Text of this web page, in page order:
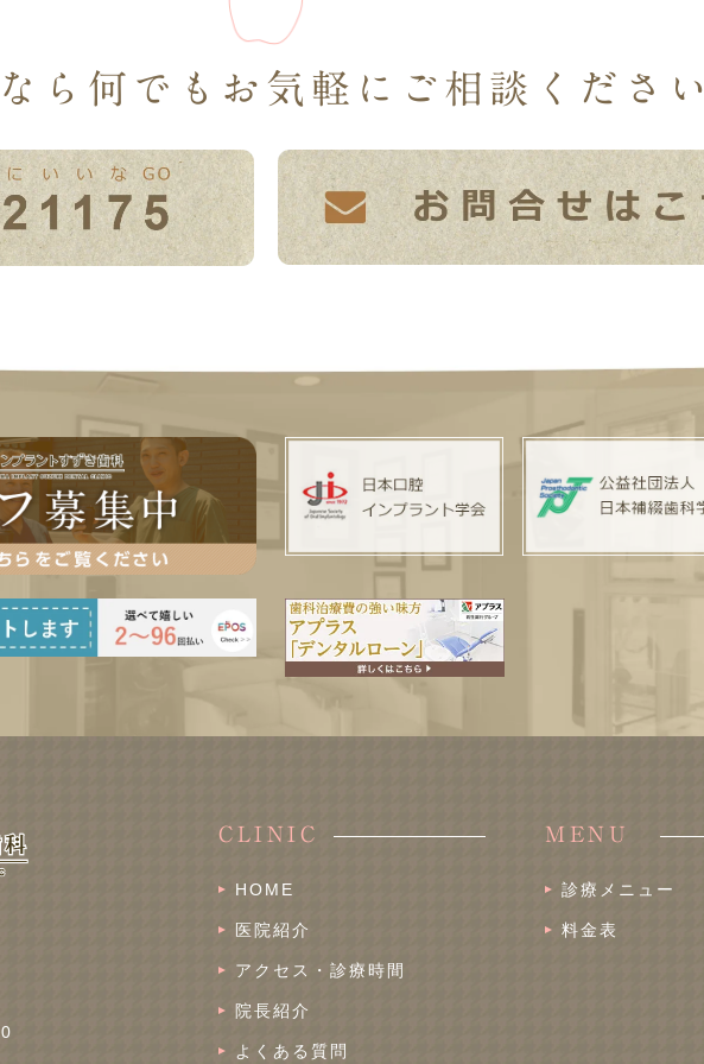
ら何でも お気軽にご相談ください
CLINIC
HOME
医院紹介
アクセス・診療時間
院長紹介
よくある質問
MENU
診療メニュー
料金表